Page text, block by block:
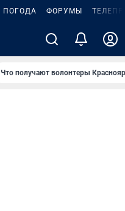
ПОГОДА ФОРУМЫ
Что получают волонтеры